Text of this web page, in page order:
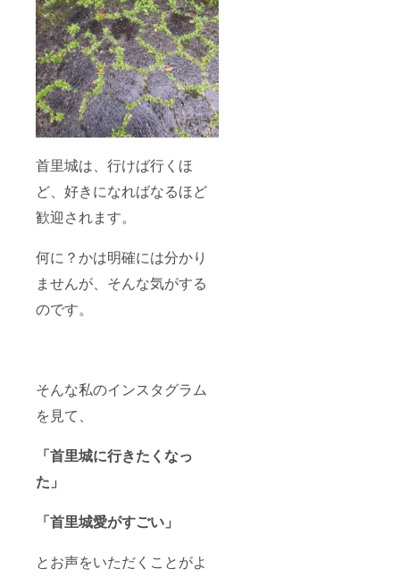
首里城は、行けば行くほ
ど、好きになればなるほど
歓迎されます。
何に？かは明確には分かり
ませんが、そんな気がする
のです。
そんな私のインスタグラム
を見て、
「首里城に行きたくなっ
た」
「首里城愛がすごい」
とお声をいただくことがよ